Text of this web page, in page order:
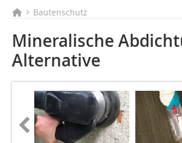
Bautenschutz
Mineralische
Alternative